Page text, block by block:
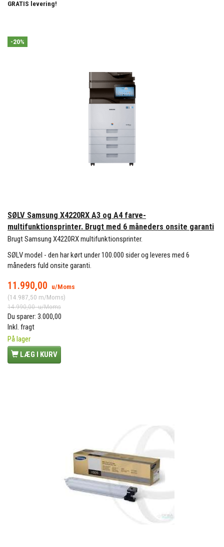
GRATIS levering!
-20%
SØLV Samsung X4220RX A3 og A4 farve-
multifunktionsprinter. Brugt med 6 måneders onsite garanti
Brugt Samsung X4220RX multifunktionsprinter.
SØLV model - den har kørt under 100.000 sider og leveres med 6
måneders fuld onsite garanti.
11.990,00
u/Moms
(14.987,50 m/Moms)
14.990,00u/Moms
Du sparer: 3.000,00
Inkl. fragt
På lager
LÆG I KURV